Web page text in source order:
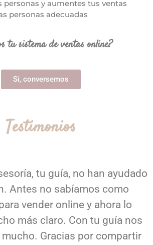
personas y aumentes tus ventas
personas adecuadas
tu sistema de ventas online?
Si, conversemos
Testimonios
tu guía, no han ayudado
Antes no sabíamos como
vender online y ahora lo
más claro. Con tu guía nos
mucho. Gracias por compartir